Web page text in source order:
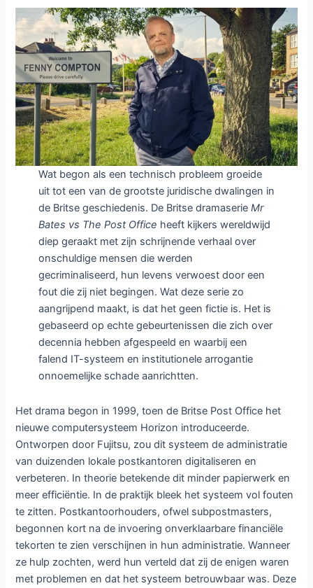
Wat begon als een technisch probleem groeide
uit tot een van de grootste juridische dwalingen in
de Britse geschiedenis. De Britse dramaserie Mr
Bates vs The Post Office heeft kijkers wereldwijd
diep geraakt met zijn schrijnende verhaal over
onschuldige mensen die werden
gecriminaliseerd, hun levens verwoest door een
fout die zij niet begingen. Wat deze serie zo
aangrijpend maakt, is dat het geen fictie is. Het is
gebaseerd op echte gebeurtenissen die zich over
decennia hebben afgespeeld en waarbij een
falend IT-systeem en institutionele arrogantie
onnoemelijke schade aanrichtten.
Het drama begon in 1999, toen de Britse Post Office het
nieuwe computersysteem Horizon introduceerde.
Ontworpen door Fujitsu, zou dit systeem de administratie
van duizenden lokale postkantoren digitaliseren en
verbeteren. In theorie betekende dit minder papierwerk en
meer efficiëntie. In de praktijk bleek het systeem vol fouten
te zitten. Postkantoorhouders, ofwel subpostmasters,
begonnen kort na de invoering onverklaarbare financiële
tekorten te zien verschijnen in hun administratie. Wanneer
ze hulp zochten, werd hun verteld dat zij de enigen waren
met problemen en dat het systeem betrouwbaar was. Deze